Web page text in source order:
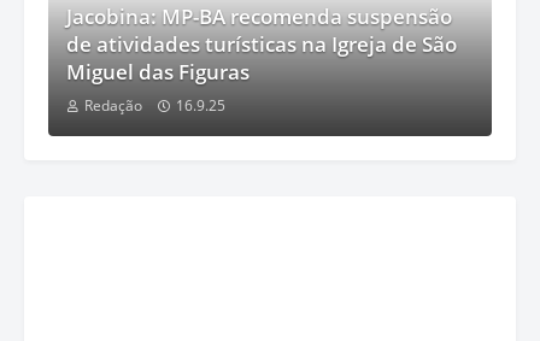
Jacobina: MP-BA recomenda suspensão
de atividades turísticas na Igreja de São
Miguel das Figuras
Redação 16.9.25